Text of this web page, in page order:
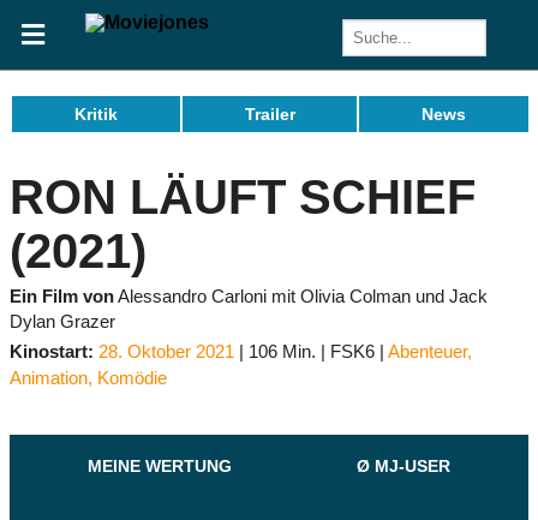
Kritik Trailer News
RON LÄUFT SCHIEF
(2021)
Ein Film vonAlessandro Carloni mit Olivia Colman und Jack
Dylan Grazer
Kinostart: 28. Oktober 2021 106 Min. FSK6 Abenteuer,
Animation, Komödie
MEINE WERTUNG Ø MJ-USER